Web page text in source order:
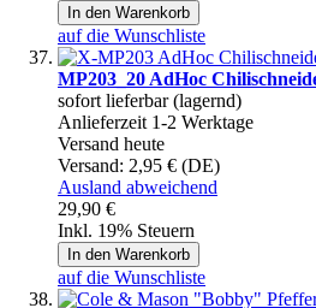
In den Warenkorb
auf die Wunschliste
MP203_20 AdHoc
sofort lieferbar (lagernd)
Anlieferzeit 1-2 Werktage
Versand heute
Versand: 2,95 € (DE)
Ausland abweichend
29,90 €
Inkl. 19% Steuern
In den Warenkorb
auf die Wunschliste